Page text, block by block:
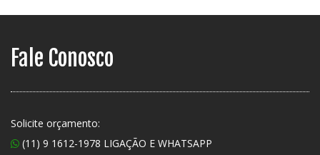
Fale Conosco
Solicite orçamento:
(11) 9 1612-1978 LIGAÇÃO E WHATSAPP